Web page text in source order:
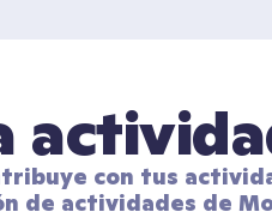
con tus
de actividades de